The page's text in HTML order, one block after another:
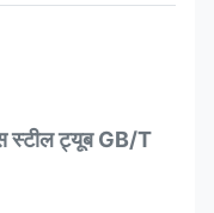
स्टील ट्यूब GB/T